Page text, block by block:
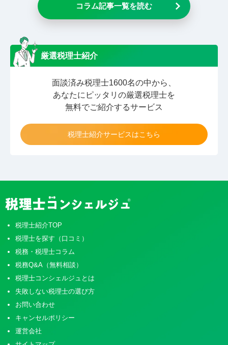
コラム記事一覧を読む
厳選税理士紹介
面談済み税理士1600名の中から、
あなたにピッタリの厳選税理士を
無料でご紹介するサービス
税理士紹介サービスはこちら
税理士紹介TOP
税理士を探す（口コミ）
税務・税理士コラム
税務Q&A（無料相談）
税理士コンシェルジュとは
失敗しない税理士の選び方
お問い合わせ
キャンセルポリシー
運営会社